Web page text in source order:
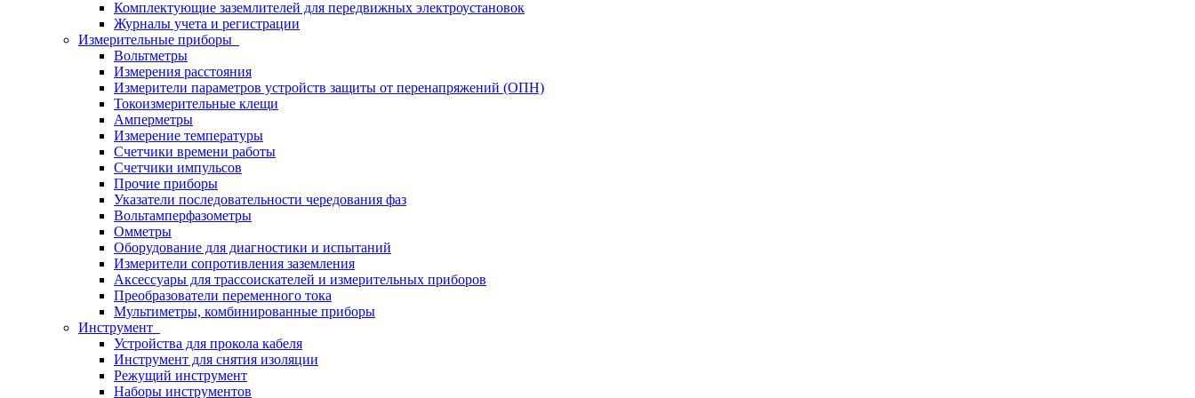
Комплектующие заземлителей для передвижных электроустановок
Журналы учета и регистрации
Измерительные приборы
Вольтметры
Измерения расстояния
Измерители параметров устройств защиты от перенапряжений (ОПН)
Токоизмерительные клещи
Амперметры
Измерение температуры
Счетчики времени работы
Счетчики импульсов
Прочие приборы
Указатели последовательности чередования фаз
Вольтамперфазометры
Омметры
Оборудование для диагностики и испытаний
Измерители сопротивления заземления
Аксессуары для трассоискателей и измерительных приборов
Преобразователи переменного тока
Мультиметры, комбинированные приборы
Инструмент
Устройства для прокола кабеля
Инструмент для снятия изоляции
Режущий инструмент
Наборы инструментов